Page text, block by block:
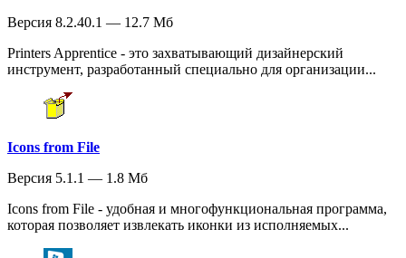
Версия 8.2.40.1 — 12.7 Мб
Printers Apprentice - это захватывающий дизайнерский
инструмент, разработанный специально для организации...
Icons from File
Версия 5.1.1 — 1.8 Мб
Icons from File - удобная и многофункциональная программа,
которая позволяет извлекать иконки из исполняемых...